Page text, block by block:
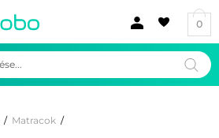
0
/ Matracok /